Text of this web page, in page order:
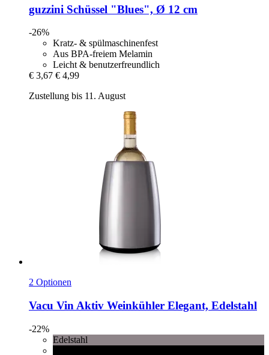
guzzini Schüssel "Blues", Ø 12 cm
-26%
Kratz- & spülmaschinenfest
Aus BPA-freiem Melamin
Leicht & benutzerfreundlich
€ 3,67 € 4,99
Zustellung bis 11. August
2 Optionen
Vacu Vin Aktiv Weinkühler Elegant, Edelstahl
-22%
Edelstahl